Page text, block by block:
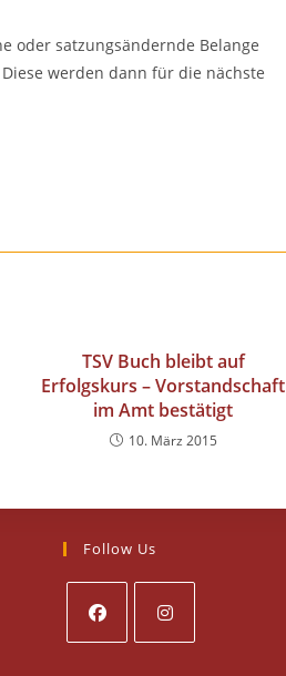
oder satzungsändernde Belange
werden dann für die nächste
TSV Buch bleibt auf
Erfolgskurs – Vorstandschaft
im Amt bestätigt
10. März 2015
Follow Us